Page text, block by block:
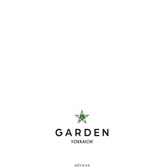
adress